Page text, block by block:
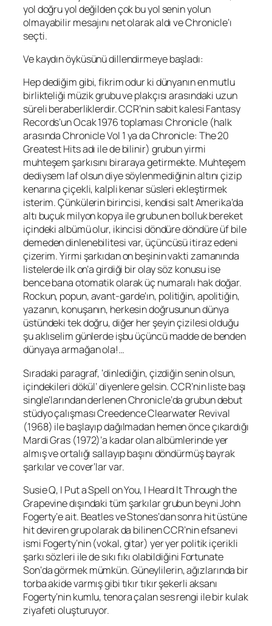
yol doğru yol değilden çok bu yol senin yolun
olmayabilir mesajını net olarak aldı veChronicle‘ı
seçti.
Ve kaydın öyküsünü dillendirmeye başladı:
Hep dediğim gibi, fikrim odur ki dünyanın en mutlu
birlikteliği müzik grubu ve plakçısı arasındaki uzun
süreli beraberliklerdir. CCR’nin sabit kalesiFantasy
Records’un Ocak 1976 toplamasıChronicle (halk
arasındaChronicle Vol 1ya daChronicle: The 20
Greatest Hitsadı ile de bilinir) grubun yirmi
muhteşem şarkısını biraraya getirmekte. Muhteşem
dediysem laf olsun diye söylenmediğinin altını çizip
kenarına çiçekli, kalpli kenar süsleri ekleştirmek
isterim. Çünkülerin birincisi, kendisi salt Amerika’da
altı buçuk milyon kopya ile grubun en bolluk bereket
içindeki albümü olur, ikincisi döndüre döndüre üf bile
demeden dinlenebilitesi var, üçüncüsü itiraz edeni
çizerim. Yirmi şarkıdan on beşinin vakti zamanında
listelerde ilk on’a girdiği bir olay söz konusu ise
bence bana otomatik olarak üç numaralı hak doğar.
Rockun, popun,avant-garde‘ın, politiğin, apolitiğin,
yazanın, konuşanın, herkesin doğrusunun dünya
üstündeki tek doğru, diğer her şeyin çizilesi olduğu
şu aklıselim günlerde işbu üçüncü madde de benden
dünyaya armağan ola!…
Sıradaki paragraf, ‘dinlediğin, çizdiğin senin olsun,
içindekileri dökül’ diyenlere gelsin. CCR’nin liste başı
single‘larından derlenenChronicle‘da grubundebut
stüdyo çalışmasıCreedence Clearwater Revival
(1968) ile başlayıp dağılmadan hemen önce çıkardığı
Mardi Gras (1972)’a kadar olan albümlerinde yer
almış ve ortalığı sallayıp başını döndürmüş bayrak
şarkılar vecover‘lar var.
Susie Q, I Put a Spell on You, I Heard It Through the
Grapevinedışındaki tüm şarkılar grubun beyniJohn
Fogerty‘e ait. BeatlesveStones‘dan sonra hit üstüne
hit deviren grup olarak da bilinen CCR’nin efsanevi
ismi Fogerty‘nin (vokal, gitar) yer yer politik içerikli
şarkı sözleri ile de sıkı fıkı olabildiğini Fortunate
Son‘da görmek mümkün. Güneylilerin, ağızlarında bir
torba akide varmış gibi tıkır tıkır şekerli aksanı
Fogerty‘nin kumlu, tenora çalan ses rengi ile bir kulak
ziyafeti oluşturuyor.